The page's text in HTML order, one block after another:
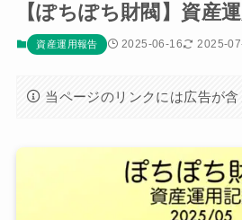
【ぽちぽち財閥】資産
資産運用報告 2025-06-16 2025-
当ページのリンクには広告が含